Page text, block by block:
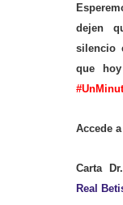
dejen
silencio
que
Accede
Carta
Real